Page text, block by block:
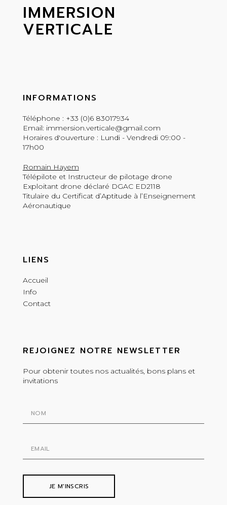
IMMERSION
VERTICALE
INFORMATIONS
Téléphone : +33 (0)6 83017934
Email: immersion.verticale@gmail.com
Horaires d'ouverture : Lundi - Vendredi 09:00 -
17h00
Romain Hayem
Télépilote et Instructeur de pilotage drone
Exploitant drone déclaré DGAC ED2118
Titulaire du Certificat d’Aptitude à l’Enseignement
Aéronautique
LIENS
Accueil
Info
Contact
REJOIGNEZ NOTRE NEWSLETTER
Pour obtenir toutes nos actualités, bons plans et
invitations
JE M'INSCRIS